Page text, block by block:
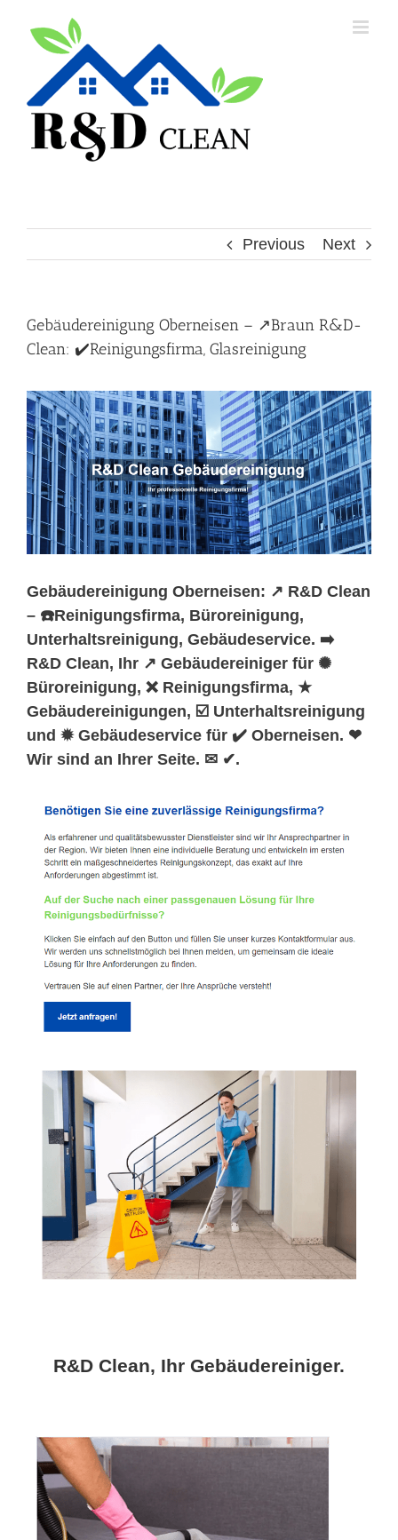
Previous Next
Gebäudereinigung Oberneisen – ↗️Braun R&D-
Clean: ✔️Reinigungsfirma, Glasreinigung
Gebäudereinigung Oberneisen: ↗️ R&D Clean
– ☎️Reinigungsfirma, Büroreinigung,
Unterhaltsreinigung, Gebäudeservice. ➡️
R&D Clean, Ihr ↗️ Gebäudereiniger für ✺
Büroreinigung, ❌ Reinigungsfirma, ★
Gebäudereinigungen, ☑️ Unterhaltsreinigung
und ✹ Gebäudeservice für ✔️ Oberneisen. ❤
Wir sind an Ihrer Seite. ✉ ✔.
R&D Clean, Ihr Gebäudereiniger.